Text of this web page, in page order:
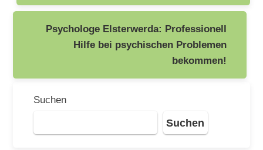
Psychologe Elsterwerda: Professionell
Hilfe bei psychischen Problemen
bekommen!
Suchen
Suchen